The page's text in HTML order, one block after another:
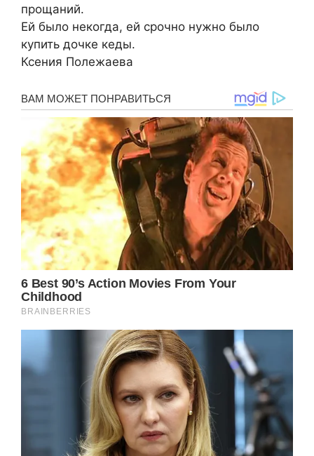
прощаний.
Ей было некогда, ей срочно нужно было
купить дочке кеды.
Ксения Полежаева